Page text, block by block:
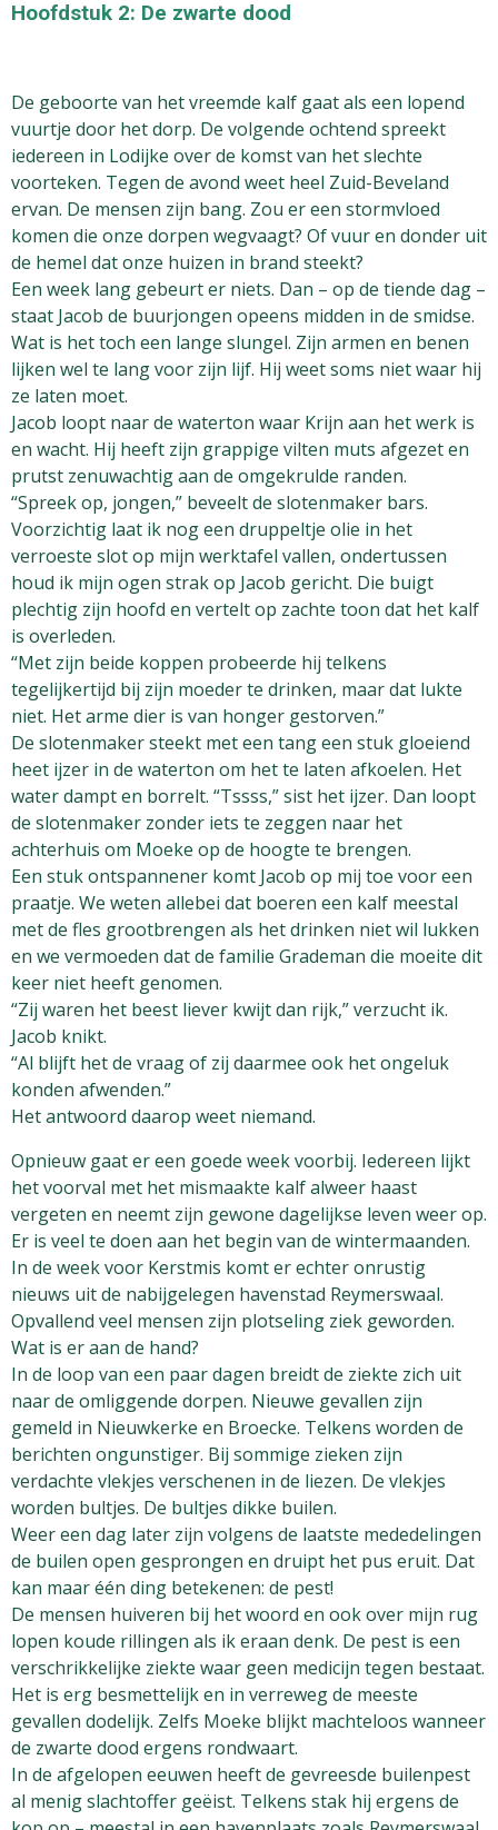
Hoofdstuk 2: De zwarte dood
De geboorte van het vreemde kalf gaat als een lopend
vuurtje door het dorp. De volgende ochtend spreekt
iedereen in Lodijke over de komst van het slechte
voorteken. Tegen de avond weet heel Zuid-Beveland
ervan. De mensen zijn bang. Zou er een stormvloed
komen die onze dorpen wegvaagt? Of vuur en donder uit
de hemel dat onze huizen in brand steekt?
Een week lang gebeurt er niets. Dan – op de tiende dag –
staat Jacob de buurjongen opeens midden in de smidse.
Wat is het toch een lange slungel. Zijn armen en benen
lijken wel te lang voor zijn lijf. Hij weet soms niet waar hij
ze laten moet.
Jacob loopt naar de waterton waar Krijn aan het werk is
en wacht. Hij heeft zijn grappige vilten muts afgezet en
prutst zenuwachtig aan de omgekrulde randen.
“Spreek op, jongen,” beveelt de slotenmaker bars.
Voorzichtig laat ik nog een druppeltje olie in het
verroeste slot op mijn werktafel vallen, ondertussen
houd ik mijn ogen strak op Jacob gericht. Die buigt
plechtig zijn hoofd en vertelt op zachte toon dat het kalf
is overleden.
“Met zijn beide koppen probeerde hij telkens
tegelijkertijd bij zijn moeder te drinken, maar dat lukte
niet. Het arme dier is van honger gestorven.”
De slotenmaker steekt met een tang een stuk gloeiend
heet ijzer in de waterton om het te laten afkoelen. Het
water dampt en borrelt. “Tssss,” sist het ijzer. Dan loopt
de slotenmaker zonder iets te zeggen naar het
achterhuis om Moeke op de hoogte te brengen.
Een stuk ontspannener komt Jacob op mij toe voor een
praatje. We weten allebei dat boeren een kalf meestal
met de fles grootbrengen als het drinken niet wil lukken
en we vermoeden dat de familie Grademan die moeite dit
keer niet heeft genomen.
“Zij waren het beest liever kwijt dan rijk,” verzucht ik.
Jacob knikt.
“Al blijft het de vraag of zij daarmee ook het ongeluk
konden afwenden.”
Het antwoord daarop weet niemand.
Opnieuw gaat er een goede week voorbij. Iedereen lijkt
het voorval met het mismaakte kalf alweer haast
vergeten en neemt zijn gewone dagelijkse leven weer op.
Er is veel te doen aan het begin van de wintermaanden.
In de week voor Kerstmis komt er echter onrustig
nieuws uit de nabijgelegen havenstad Reymerswaal.
Opvallend veel mensen zijn plotseling ziek geworden.
Wat is er aan de hand?
In de loop van een paar dagen breidt de ziekte zich uit
naar de omliggende dorpen. Nieuwe gevallen zijn
gemeld in Nieuwkerke en Broecke. Telkens worden de
berichten ongunstiger. Bij sommige zieken zijn
verdachte vlekjes verschenen in de liezen. De vlekjes
worden bultjes. De bultjes dikke builen.
Weer een dag later zijn volgens de laatste mededelingen
de builen open gesprongen en druipt het pus eruit. Dat
kan maar één ding betekenen: de pest!
De mensen huiveren bij het woord en ook over mijn rug
lopen koude rillingen als ik eraan denk. De pest is een
verschrikkelijke ziekte waar geen medicijn tegen bestaat.
Het is erg besmettelijk en in verreweg de meeste
gevallen dodelijk. Zelfs Moeke blijkt machteloos wanneer
de zwarte dood ergens rondwaart.
In de afgelopen eeuwen heeft de gevreesde builenpest
al menig slachtoffer geëist. Telkens stak hij ergens de